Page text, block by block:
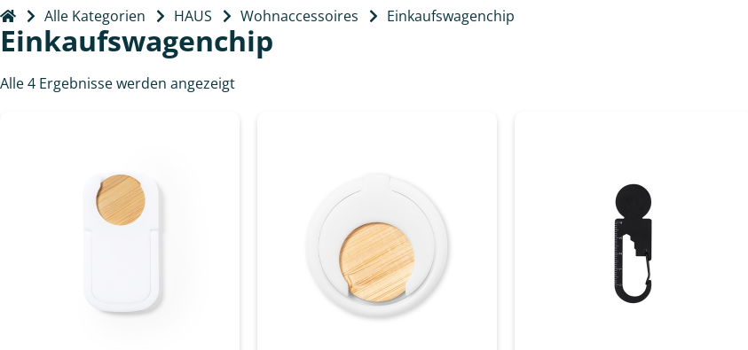
Alle Kategorien HAUS Wohnaccessoires Einkaufswagenchip
Einkaufswagenchip
Alle 4 Ergebnisse werden angezeigt